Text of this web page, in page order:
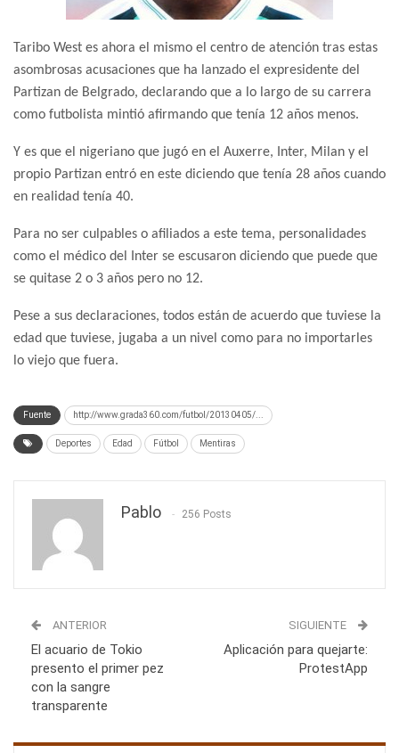
Taribo West es ahora el mismo el centro de atención tras estas
asombrosas acusaciones que ha lanzado el expresidente del
Partizan de Belgrado, declarando que a lo largo de su carrera
como futbolista mintió afirmando que tenía 12 años menos.
Y es que el nigeriano que jugó en el Auxerre, Inter, Milan y el
propio Partizan entró en este diciendo que tenía 28 años cuando
en realidad tenía 40.
Para no ser culpables o afiliados a este tema, personalidades
como el médico del Inter se escusaron diciendo que puede que
se quitase 2 o 3 años pero no 12.
Pese a sus declaraciones, todos están de acuerdo que tuviese la
edad que tuviese, jugaba a un nivel como para no importarles
lo viejo que fuera.
Fuente http://www.grada360.com/futbol/20130405/...
Deportes Edad Fútbol Mentiras
Pablo 256 Posts
ANTERIOR
El acuario de Tokio
presento el primer pez
con la sangre
transparente
SIGUIENTE
Aplicación para quejarte:
ProtestApp